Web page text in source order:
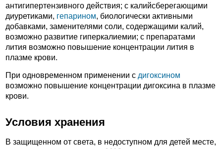
антигипертензивного действия; с калийсберегающими
диуретиками, гепарином, биологически активными
добавками, заменителями соли, содержащими калий,
возможно развитие гиперкалиемии; с препаратами
лития возможно повышение концентрации лития в
плазме крови.
При одновременном применении с дигоксином
возможно повышение концентрации дигоксина в плазме
крови.
Условия хранения
В защищенном от света, в недоступном для детей месте,